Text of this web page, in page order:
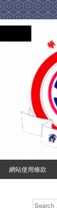
網站使用條款
Search